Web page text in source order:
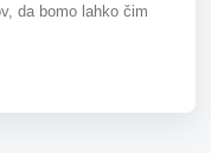
da bomo lahko čim